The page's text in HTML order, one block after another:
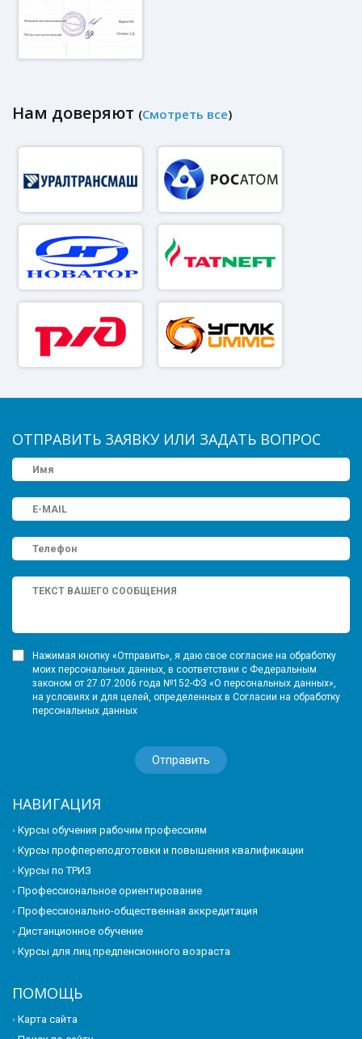
Нам доверяют (Смотреть все)
ОТПРАВИТЬ ЗАЯВКУ ИЛИ ЗАДАТЬ ВОПРОС
Нажимая кнопку «Отправить», я даю свое согласие на обработку
моих персональных данных, в соответствии с Федеральным
законом от 27.07.2006 года №152-ФЗ «О персональных данных»,
на условиях и для целей, определенных в Согласии на обработку
персональных данных
НАВИГАЦИЯ
Курсы обучения рабочим профессиям
Курсы профпереподготовки и повышения квалификации
Курсы по ТРИЗ
Профессиональное ориентирование
Профессионально-общественная аккредитация
Дистанционное обучение
Курсы для лиц предпенсионного возраста
ПОМОЩЬ
Карта сайта